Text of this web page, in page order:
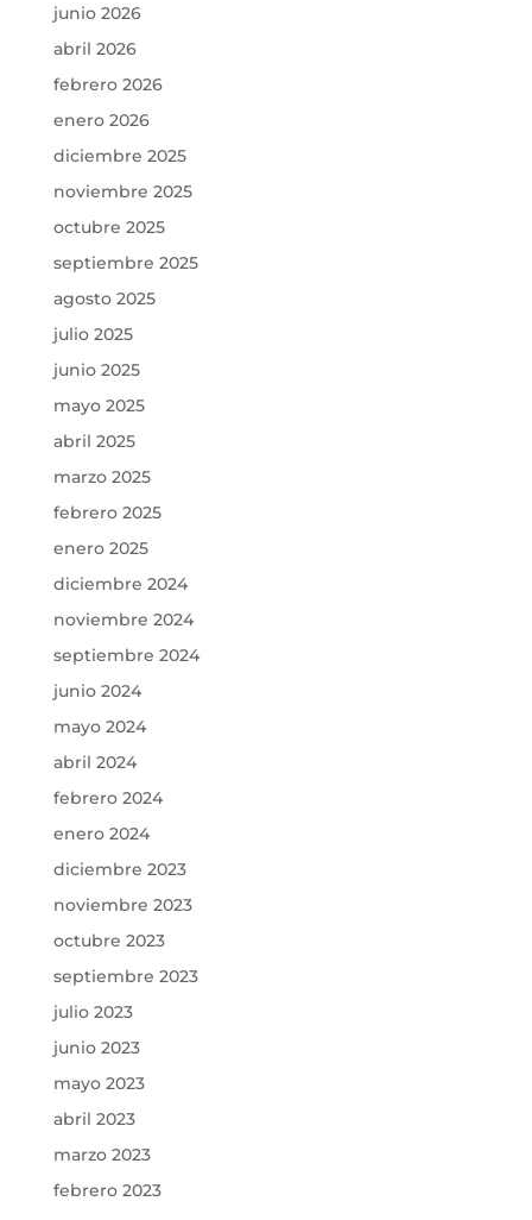
junio 2026
abril 2026
febrero 2026
enero 2026
diciembre 2025
noviembre 2025
octubre 2025
septiembre 2025
agosto 2025
julio 2025
junio 2025
mayo 2025
abril 2025
marzo 2025
febrero 2025
enero 2025
diciembre 2024
noviembre 2024
septiembre 2024
junio 2024
mayo 2024
abril 2024
febrero 2024
enero 2024
diciembre 2023
noviembre 2023
octubre 2023
septiembre 2023
julio 2023
junio 2023
mayo 2023
abril 2023
marzo 2023
febrero 2023